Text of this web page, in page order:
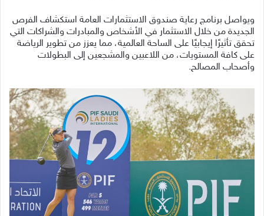
ويواصل برنامج رعاية صندوق الاستثمارات العامة استكشاف الفرص
الجديدة من خلال الاستثمار في الأشخاص والمبادرات والشراكات التي
تحقق تأثيرًا إيجابيًا على الساحة العالمية، مما يعزز من تطوير الرياضة
على كافة المستويات، من اللاعبين والمشجعين إلى البطولات
وأصحاب المصالح.